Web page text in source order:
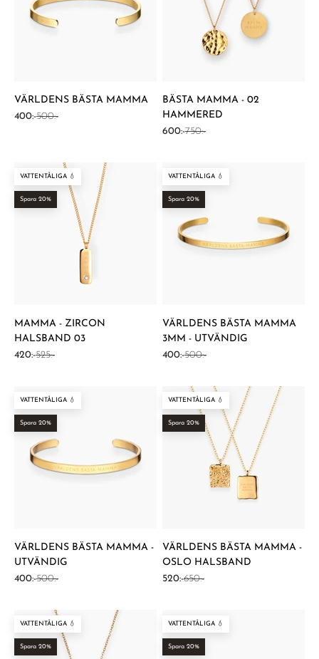
VÄRLDENS BÄSTA MAMMA
REA-pris
400:-Pris
500:-
BÄSTA MAMMA - 02
HAMMERED
REA-pris
600:-Pris
750:-
VATTENTÅLIGA 💧
Spara 20%
MAMMA - ZIRCON
HALSBAND 03
REA-pris
420:-Pris
525:-
VATTENTÅLIGA 💧
Spara 20%
VÄRLDENS BÄSTA MAMMA
3MM - UTVÄNDIG
REA-pris
400:-Pris
500:-
VATTENTÅLIGA 💧
Spara 20%
VÄRLDENS BÄSTA MAMMA -
UTVÄNDIG
REA-pris
400:-Pris
500:-
VATTENTÅLIGA 💧
Spara 20%
VÄRLDENS BÄSTA MAMMA -
OSLO HALSBAND
REA-pris
520:-Pris
650:-
VATTENTÅLIGA 💧
Spara 20%
VATTENTÅLIGA 💧
Spara 20%